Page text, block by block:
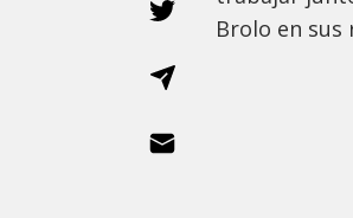
Brolo en sus